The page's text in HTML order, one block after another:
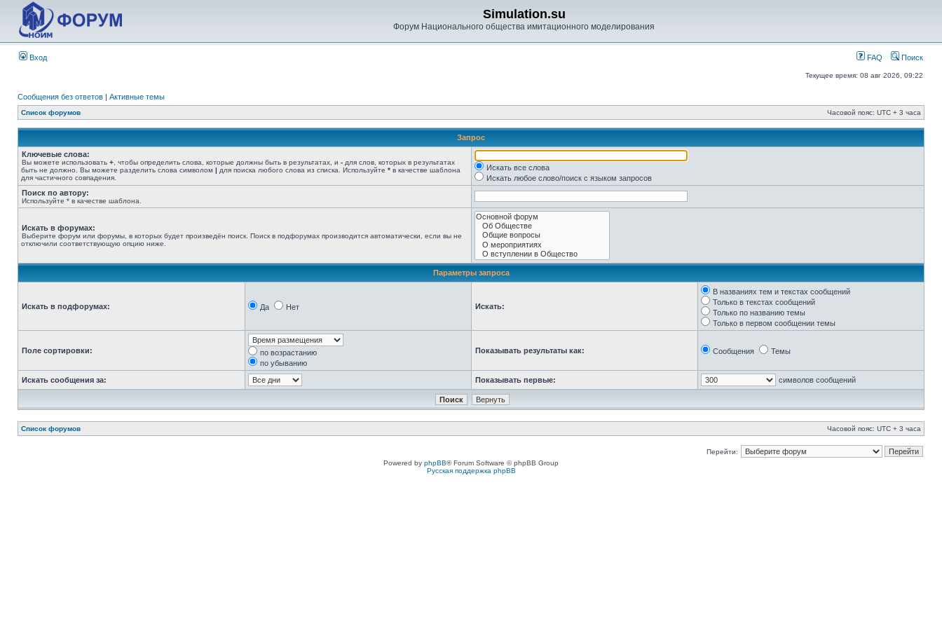
Simulation.su
Форум Национального общества имитационного моделирования
Вход FAQ Поиск
Текущее время: 08 авг 2026, 09:22
Сообщения без ответов | Активные темы
Список форумов Часовой пояс: UTC + 3 часа
Запрос
Ключевые слова:
Вы можете использовать + , чтобы определить слова, которые должны быть в результатах, и - для слов, которых в результатах
быть не должно. Вы можете разделить слова символом | для поиска любого слова из списка. Используйте * в качестве шаблона
для частичного совпадения.
Искать все слова
Искать любое слово/поиск с языком запросов
Поиск по автору:
Используйте * в качестве шаблона.
Искать в форумах:
Выберите форум или форумы, в которых будет произведён поиск. Поиск в подфорумах производится автоматически, если вы не
отключили соответствующую опцию ниже.
Параметры запроса
Искать в подфорумах: Да Нет Искать:
В названиях тем и текстах сообщений
Только в текстах сообщений
Только по названию темы
Только в первом сообщении темы
Поле сортировки:
по возрастанию
по убыванию
Показывать результаты как: Сообщения Темы
Искать сообщения за: Показывать первые: символов сообщений
Список форумов Часовой пояс: UTC + 3 часа
Перейти:
Powered by phpBB® Forum Software © phpBB Group
Русская поддержка phpBB